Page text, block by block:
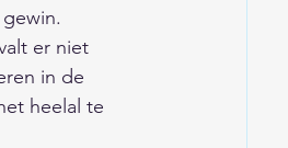
er niet
in de
heelal te